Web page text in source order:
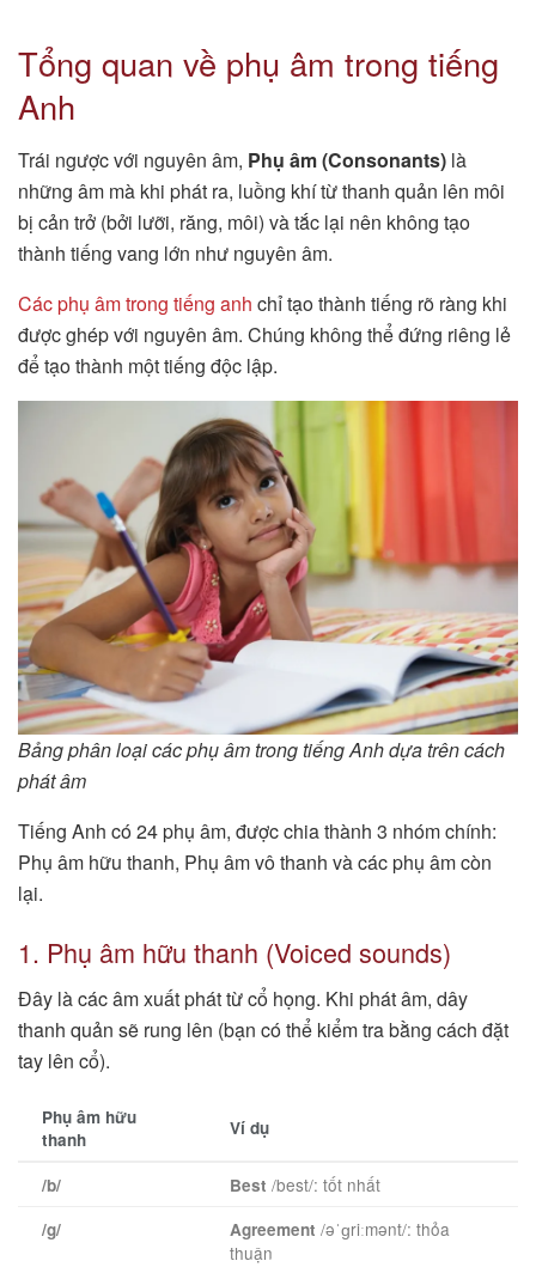
Tổng quan về phụ âm trong tiếng
Anh
Trái ngược với nguyên âm, Phụ âm (Consonants) là
những âm mà khi phát ra, luồng khí từ thanh quản lên môi
bị cản trở (bởi lưỡi, răng, môi) và tắc lại nên không tạo
thành tiếng vang lớn như nguyên âm.
Các phụ âm trong tiếng anh chỉ tạo thành tiếng rõ ràng khi
được ghép với nguyên âm. Chúng không thể đứng riêng lẻ
để tạo thành một tiếng độc lập.
Bảng phân loại các phụ âm trong tiếng Anh dựa trên cách
phát âm
Tiếng Anh có 24 phụ âm, được chia thành 3 nhóm chính:
Phụ âm hữu thanh, Phụ âm vô thanh và các phụ âm còn
lại.
1. Phụ âm hữu thanh (Voiced sounds)
Đây là các âm xuất phát từ cổ họng. Khi phát âm, dây
thanh quản sẽ rung lên (bạn có thể kiểm tra bằng cách đặt
tay lên cổ).
Phụ âm hữu
thanh
Ví dụ
/b/ Best /best/: tốt nhất
/g/ Agreement /əˈɡriːmənt/: thỏa
thuận